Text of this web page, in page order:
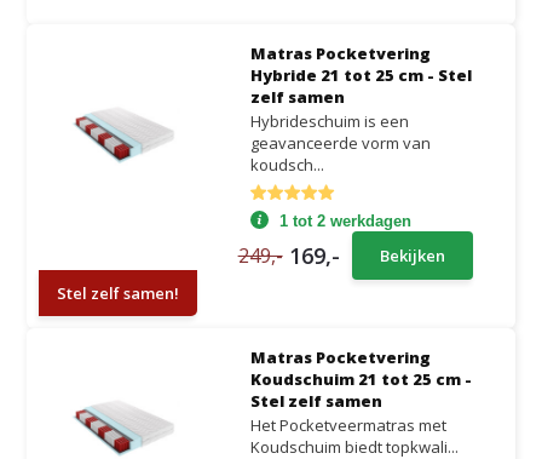
Stel zelf samen!
Matras Pocketvering
Hybride 21 tot 25 cm - Stel
zelf samen
Hybrideschuim is een
geavanceerde vorm van
koudsch...
1 tot 2 werkdagen
249,- 169,- Bekijken
Matras Pocketvering
Koudschuim 21 tot 25 cm -
Stel zelf samen
Het Pocketveermatras met
Koudschuim biedt topkwali...